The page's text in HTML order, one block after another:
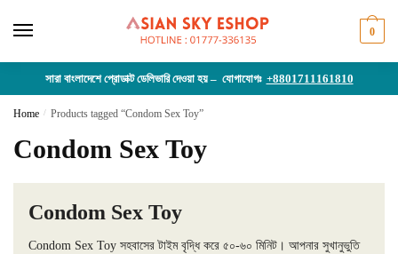
0
সারা বাংলাদেশে প্রোডাক্ট ডেলিভারি দেওয়া হয় – যোগাযোগঃ +8801711161810
Home / Products tagged “Condom Sex Toy”
Condom Sex Toy
Condom Sex Toy
Condom Sex Toy সহবাসের টাইম বৃদ্ধি করে ৫০-৬০ মিনিট। আপনার সুখানুভুতি